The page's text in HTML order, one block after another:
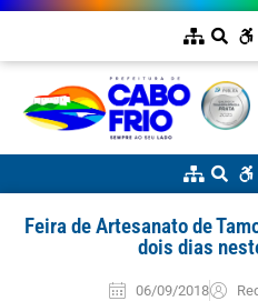
Feira de Artesanato de
dois dias
06/09/2018